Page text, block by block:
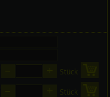
Stück
Stück